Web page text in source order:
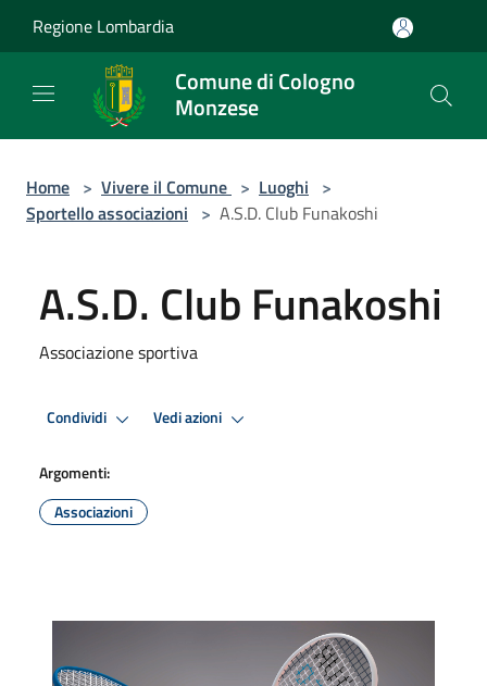
Regione Lombardia
Comune di Cologno
Monzese
Home > Vivere il Comune > Luoghi >
Sportello associazioni > A.S.D. Club Funakoshi
A.S.D. Club Funakoshi
Associazione sportiva
Condividi Vedi azioni
Argomenti:
Associazioni